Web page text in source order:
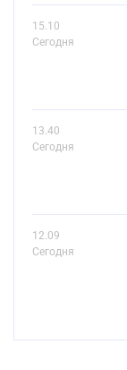
15.10
Сегодня
13.40
Сегодня
12.09
Сегодня